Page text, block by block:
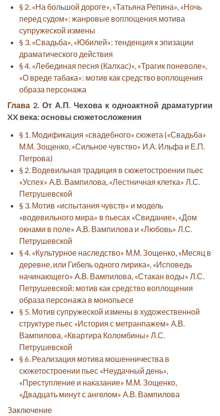
§ 2. «На большой дороге», «Татьяна Репина», «Ночь
перед судом»: жанровые воплощения мотива
супружеской измены
§ 3. «Свадьба», «Юбилей»: тенденция к эпизации
драматического действия
§ 4. «Лебединая песня (Калхас)», «Трагик поневоле»,
«О вреде табака»: мотив как средство воплощения
образа персонажа
Глава 2 . От А.П. Чехова к одноактной драматургии
XX века: основы сюжетосложения
§ 1. Модификация «свадебного» сюжета («Свадьба»
М.М. Зощенко, «Сильное чувство» И.А. Ильфа и Е.П.
Петрова)
§ 2. Водевильная традиция в сюжетостроении пьес
«Успех» А.В. Вампилова, «Лестничная клетка» Л.С.
Петрушевской
§ 3. Мотив «испытания чувств» и модель
«водевильного мира» в пьесах «Свидание», «Дом
окнами в поле» А.В. Вампилова и «Любовь» Л.С.
Петрушевской
§ 4. «Культурное наследство» М.М. Зощенко, «Месяц в
деревне, или Гибель одного лирика», «Исповедь
начинающего» А.В. Вампилова, «Стакан воды» Л.С.
Петрушевской: мотив как средство воплощения
образа персонажа в монопьесе
§ 5. Мотив супружеской измены в художественной
структуре пьес «История с метранпажем» А.В.
Вампилова, «Квартира Коломбины» Л.С.
Петрушевской
§ 6. Реализация мотива мошенничества в
сюжетостроении пьес «Неудачный день»,
«Преступление и наказание» М.М. Зощенко,
«Двадцать минут с ангелом» А.В. Вампилова
Заключение